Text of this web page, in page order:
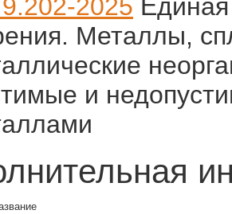
2025
Металлы,
и